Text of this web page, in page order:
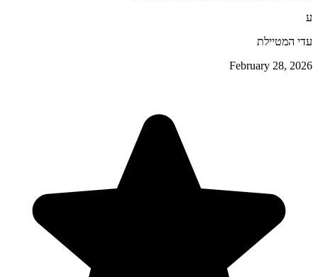
ע
עדי המטיילת
February 28, 2026